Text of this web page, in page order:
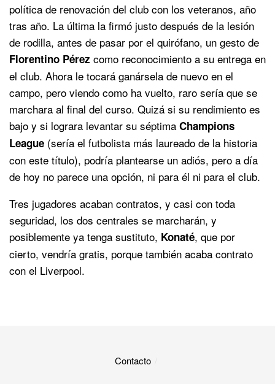
política de renovación del club con los veteranos, año
tras año. La última la firmó justo después de la lesión
de rodilla, antes de pasar por el quirófano, un gesto de
Florentino Pérez como reconocimiento a su entrega en
el club. Ahora le tocará ganársela de nuevo en el
campo, pero viendo como ha vuelto, raro sería que se
marchara al final del curso. Quizá si su rendimiento es
bajo y si lograra levantar su séptima Champions
League (sería el futbolista más laureado de la historia
con este título), podría plantearse un adiós, pero a día
de hoy no parece una opción, ni para él ni para el club.
Tres jugadores acaban contratos, y casi con toda
seguridad, los dos centrales se marcharán, y
posiblemente ya tenga sustituto, Konaté, que por
cierto, vendría gratis, porque también acaba contrato
con el Liverpool.
Contacto